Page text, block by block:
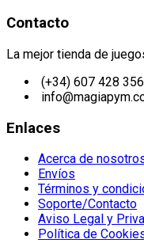
Contacto
La mejor tienda de
(+34) 607 428 356
Enlaces
Acerca de
Envíos
Términos y
Soporte/Contacto
Aviso Legal y
Política de